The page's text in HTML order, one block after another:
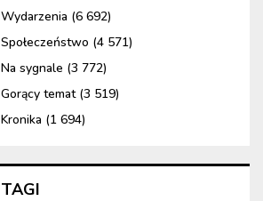
Wydarzenia (6 692)
Społeczeństwo (4 571)
Na sygnale (3 772)
Gorący temat(3 519)
Kronika (1 694)
TAGI